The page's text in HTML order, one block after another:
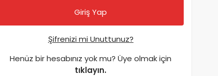
Şifrenizi mi Unuttunuz?
Henüz bir hesabınız yok mu? Üye olmak için
tıklayın.